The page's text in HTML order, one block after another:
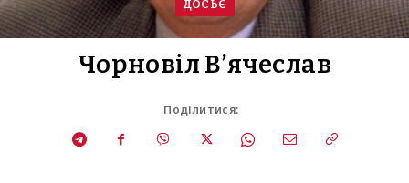
ДОСЬЄ
Чорновіл В’ячеслав
Поділитися: